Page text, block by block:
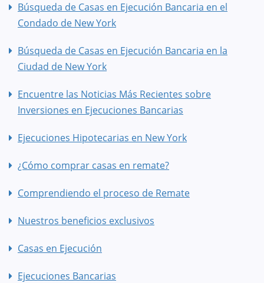
Búsqueda de Casas en Ejecución Bancaria en el
Condado de New York
Búsqueda de Casas en Ejecución Bancaria en la
Ciudad de New York
Encuentre las Noticias Más Recientes sobre
Inversiones en Ejecuciones Bancarias
Ejecuciones Hipotecarias en New York
¿Cómo comprar casas en remate?
Comprendiendo el proceso de Remate
Nuestros beneficios exclusivos
Casas en Ejecución
Ejecuciones Bancarias